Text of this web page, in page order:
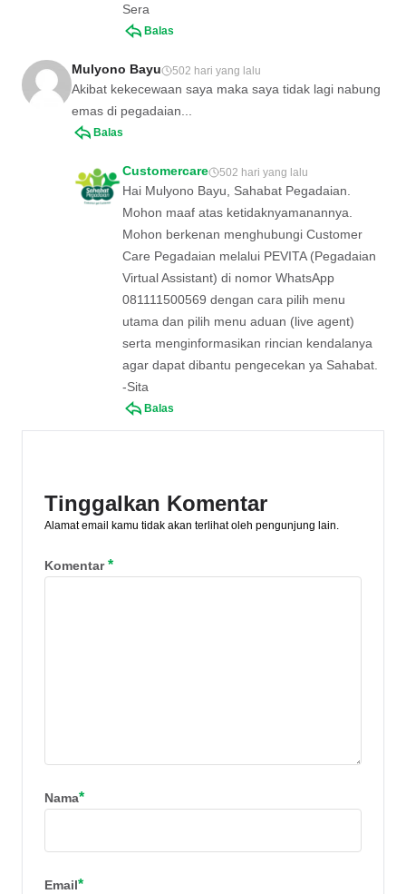
Sera
Balas
Mulyono Bayu 502 hari yang lalu
Akibat kekecewaan saya maka saya tidak lagi nabung
emas di pegadaian...
Balas
Customercare 502 hari yang lalu
Hai Mulyono Bayu, Sahabat Pegadaian.
Mohon maaf atas ketidaknyamanannya.
Mohon berkenan menghubungi Customer
Care Pegadaian melalui PEVITA (Pegadaian
Virtual Assistant) di nomor WhatsApp
081111500569 dengan cara pilih menu
utama dan pilih menu aduan (live agent)
serta menginformasikan rincian kendalanya
agar dapat dibantu pengecekan ya Sahabat.
-Sita
Balas
Tinggalkan Komentar
Alamat email kamu tidak akan terlihat oleh pengunjung lain.
Komentar*
Nama*
Email*